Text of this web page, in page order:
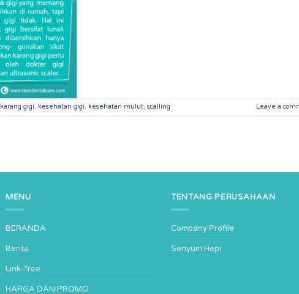
karang gigi, kesehatan gigi, kesehatan mulut, scalling Leave a
MENU
BERANDA
Berita
Link-Tree
HARGA DAN PROMO
TENTANG PERUSAHAAN
Company Profile
Senyum Hepi